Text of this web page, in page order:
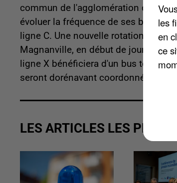
commun de l'agglomération de
évoluer la fréquence de ses bus.
ligne C. Une nouvelle rotation a été
Magnanville, en début de journée.
ligne X bénéficiera d'un bus toutes
seront dorénavant coordonnés avec
LES ARTICLES LES PLUS
les
en
ce